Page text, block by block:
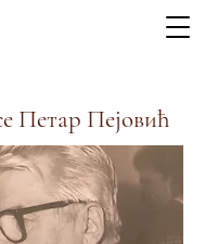
Петар Пејовић